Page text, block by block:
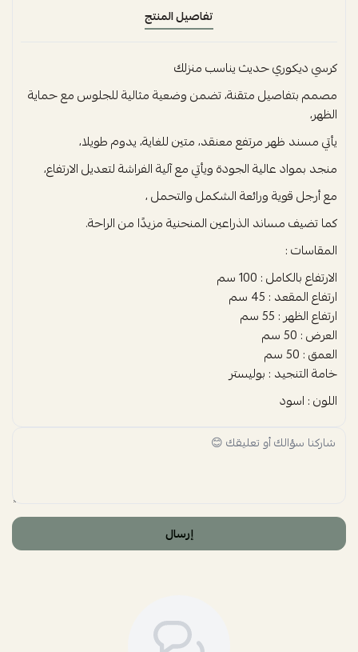
تفاصيل المنتج
كرسي ديكوري حديث يناسب منزلك
مصمم بتفاصيل متقنة، تضمن وضعية مثالية للجلوس مع حماية
الظهر،
يأتي مسند ظهر مرتفع معنقد، متين للغاية، يدوم طويلا،
منجد بمواد عالية الجودة ويأتي مع آلية الفراشة لتعديل الارتفاع،
مع أرجل قوية ورائعة الشكمل والتحمل ،
كما تضيف مساند الذراعين المنحنية مزيدًا من الراحة.
المقاسات :
الارتفاع بالكامل : 100 سم
ارتفاع المقعد : 45 سم
ارتفاع الظهر : 55 سم
العرض : 50 سم
العمق : 50 سم
خامة التنجيد : بوليستر
اللون : اسود
إرسال